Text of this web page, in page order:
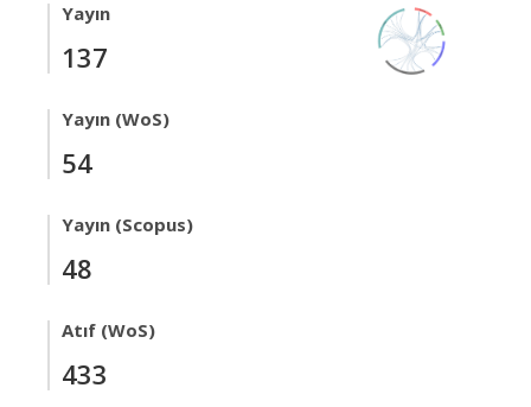
Yayın
137
Yayın (WoS)
54
Yayın (Scopus)
48
Atıf (WoS)
433